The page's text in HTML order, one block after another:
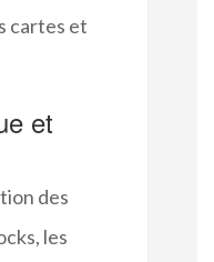
cartes et
et
des
les